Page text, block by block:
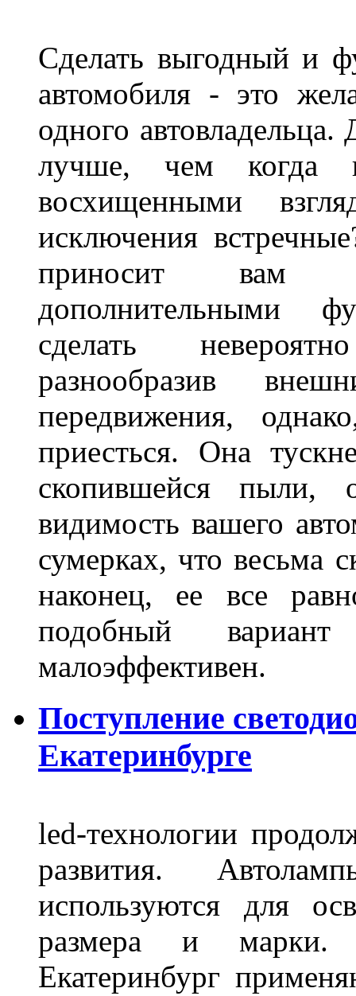
Сделать выгодный и
автомобиля - это
одного
лучше, чем когда
восхищенными
исключения
приносит вам
дополнительными
сделать
разнообразив
передвижения,
приесться. Она
скопившейся пыли,
видимость вашего
сумерках, что весьма
наконец, ее все
подобный
малоэффективен.
Поступление
Екатеринбурге
led-технологии
развития.
используются для
размера и марки.
Екатеринбург